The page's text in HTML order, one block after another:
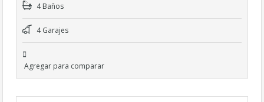
4 Baños
4 Garajes
Agregar para comparar